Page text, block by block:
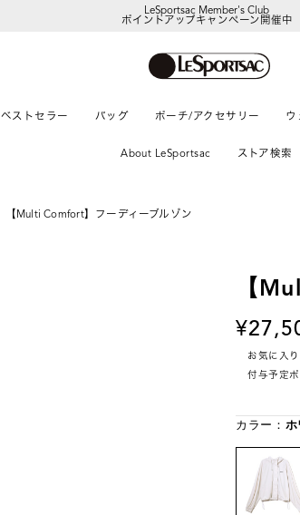
LeSportsac Member's Club
ポイントアップキャンペーン開催中
ベストセラー バッグ ポーチ/アクセサリー ウ
About LeSportsac ストア検索
【Multi Comfort】フーディーブルゾン
【
お気に入
付与予定
カラー： ホ